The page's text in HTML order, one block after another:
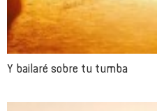
Y bailaré sobre tu tumba